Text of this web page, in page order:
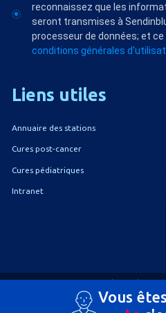
Vous
reconnaissez que les
seront transmises à
processeur de données; et
conditions générales
Liens utiles
Annuaire des stations
Cures post-cancer
Cures pédiatriques
Intranet
Politique de confidentialité